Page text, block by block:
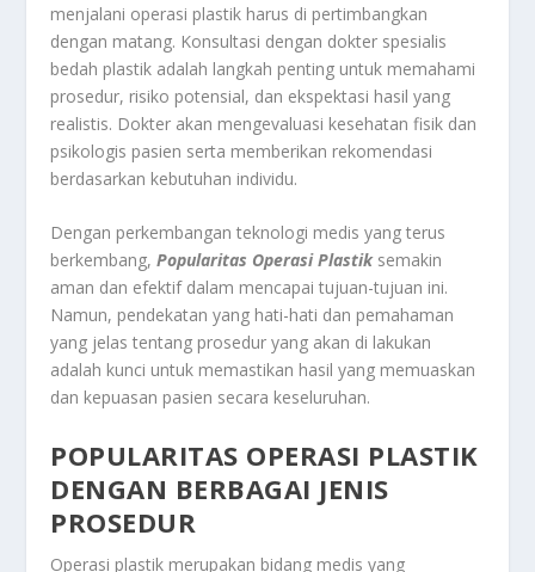
menjalani operasi plastik harus di pertimbangkan
dengan matang. Konsultasi dengan dokter spesialis
bedah plastik adalah langkah penting untuk memahami
prosedur, risiko potensial, dan ekspektasi hasil yang
realistis. Dokter akan mengevaluasi kesehatan fisik dan
psikologis pasien serta memberikan rekomendasi
berdasarkan kebutuhan individu.
Dengan perkembangan teknologi medis yang terus
berkembang,Popularitas Operasi Plastiksemakin
aman dan efektif dalam mencapai tujuan-tujuan ini.
Namun, pendekatan yang hati-hati dan pemahaman
yang jelas tentang prosedur yang akan di lakukan
adalah kunci untuk memastikan hasil yang memuaskan
dan kepuasan pasien secara keseluruhan.
POPULARITAS OPERASI PLASTIK
DENGAN BERBAGAI JENIS
PROSEDUR
Operasi plastik merupakan bidang medis yang